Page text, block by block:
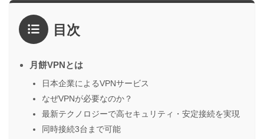
目次
月餅VPNとは
日本企業によるVPNサービス
なぜVPNが必要なのか？
最新テクノロジーで高セキュリティ・安定接続を実現
同時接続3台まで可能